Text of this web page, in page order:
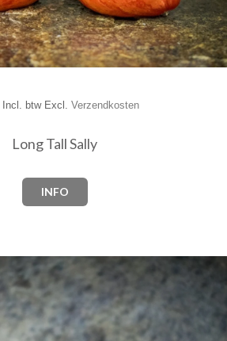
btw Excl. Verzendkosten
Long Tall Sally
INFO